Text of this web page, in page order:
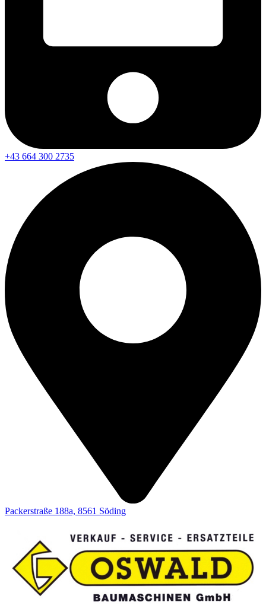
+43 664 300 2735
Packerstraße 188a, 8561 Söding